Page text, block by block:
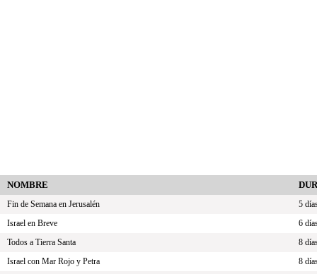
NOMBRE
Fin de Semana en Jerusalén
5
Israel en Breve
6
Todos a Tierra Santa
8
Israel con Mar Rojo y Petra
8